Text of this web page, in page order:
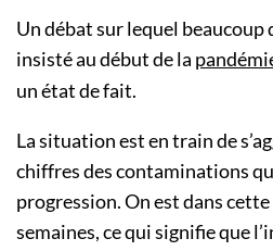
Un débat sur lequel beaucoup
insisté au début de la
un état de fait.
La situation est en train de
chiffres des contaminations
progression. On est dans
semaines, ce qui signifie que